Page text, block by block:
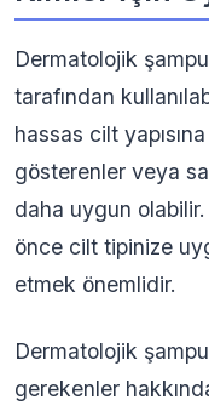
Dermatolojik
tarafından
hassas cilt
gösterenler veya
daha uygun
önce cilt tipinize
etmek önemlidir.
Dermatolojik
gerekenler